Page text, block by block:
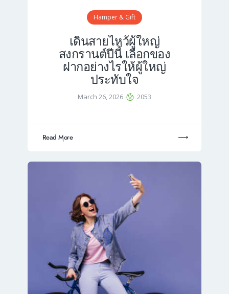
Hamper & Gift
เดินสายไหว้ผู้ใหญ่
สงกรานต์ปีนี้ เลือกของ
ฝากอย่างไรให้ผู้ใหญ่
ประทับใจ
March 26, 2026 2053
Read More